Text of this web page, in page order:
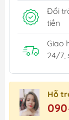
Đổi
tiền
Giao
24/7,
Hỗ